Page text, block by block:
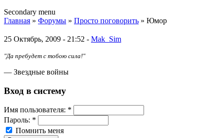
Secondary menu
Главная » Форумы » Просто поговорить » Юмор
25 Октябрь, 2009 - 21:52 - Mak_Sim
"Да пребудет с тобою сила!"
— Звездные войны
Вход в систему
Имя пoльзовaтeля: *
Пароль: *
Помнить меня